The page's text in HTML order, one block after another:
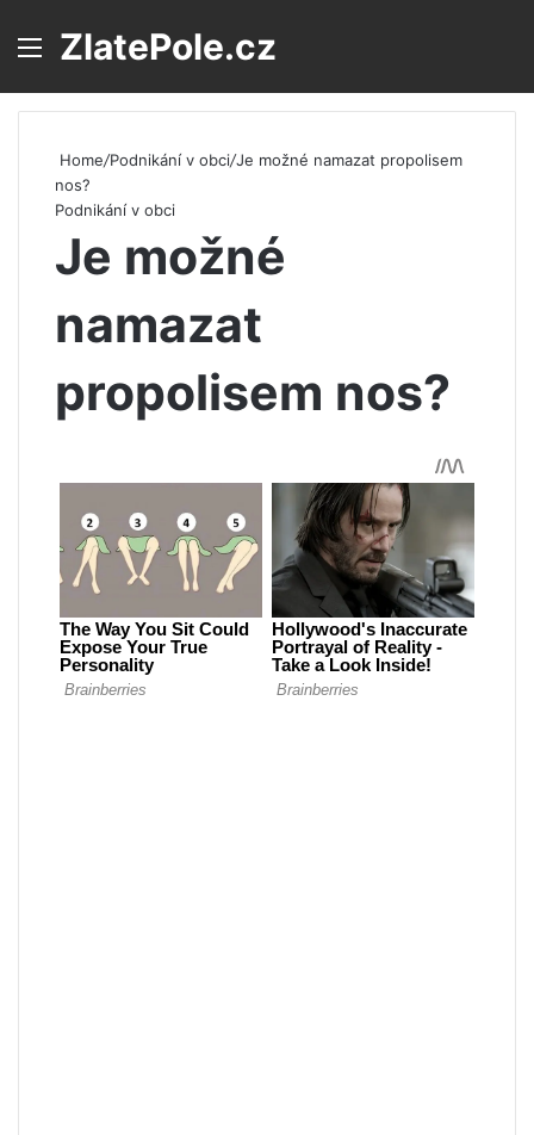
Menu
ZlatePole.cz
Home/Podnikání v obci/Je možné namazat propolisem
nos?
Podnikání v obci
Je možné
namazat
propolisem nos?